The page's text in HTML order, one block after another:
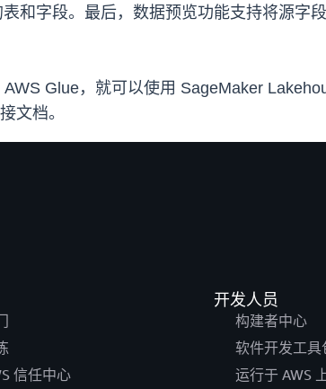
和字段。最后，数据预览功能支持将源
Glue，就可以使用 SageMaker
文档。
信任中心
开发人员
构建者中心
软件开发工具
运行于 AWS